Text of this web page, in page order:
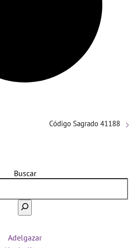
Código Sagrado 41188
Buscar
Adelgazar